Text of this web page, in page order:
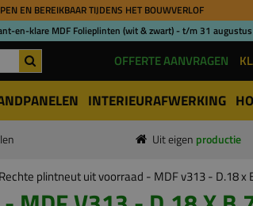
EN BEREIKBAAR TIJDENS HET BOUWVERLOF
en-klare MDF Folieplinten (wit & zwart) - t/m 31
OFFERTE AANVRAGEN
INTERIEURAFWERKING
Uit eigen productie
Rechte plintneut uit voorraad - MDF v313 - D.18 x